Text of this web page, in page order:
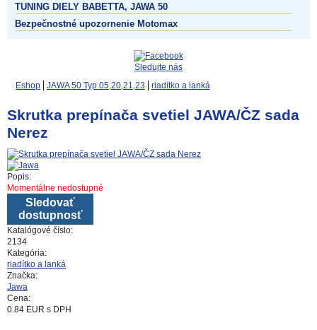
TUNING DIELY BABETTA, JAWA 50
Bezpečnostné upozornenie Motomax
Sledujte nás
Eshop
JAWA 50 Typ 05,20,21,23 riadítko a lanká
Skrutka prepínača svetiel JAWA/ČZ sada
Nerez
Popis:
Momentálne nedostupné
Sledovať
dostupnosť
Katalógové číslo:
2134
Kategória:
riadítko a lanká
Značka:
Jawa
Cena:
0.84 EUR s DPH